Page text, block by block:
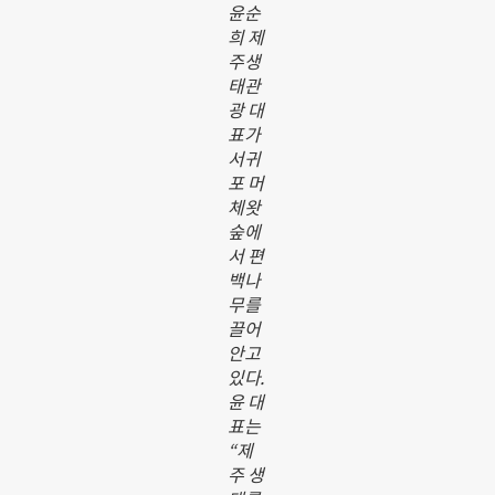
윤순
희 제
주생
태관
광 대
표가
서귀
포 머
체왓
숲에
서 편
백나
무를
끌어
안고
있다.
윤 대
표는
“제
주 생